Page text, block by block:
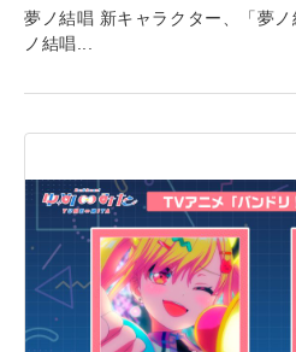
夢ノ結唱 新キャラクター、「夢
ノ結唱...